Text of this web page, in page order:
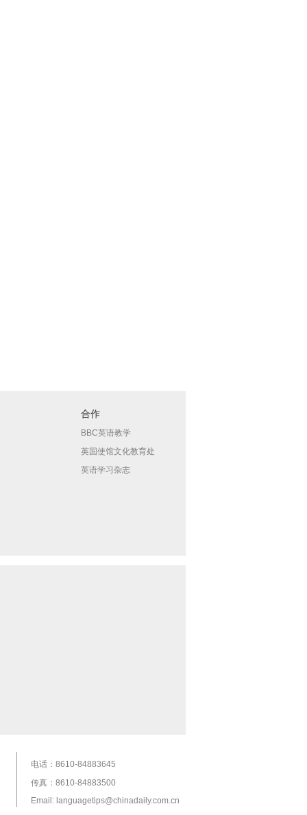
合作
BBC英语教学
英国使馆文化教育处
英语学习杂志
电话：8610-84883645
传真：8610-84883500
Email: languagetips@chinadaily.com.cn